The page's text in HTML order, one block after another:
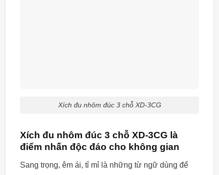
Xích đu nhôm đúc 3 chỗ XD-3CG
Xích đu nhôm đúc 3 chỗ XD-3CG là
điểm nhấn độc đáo cho không gian
Sang trọng, êm ái, tỉ mỉ là những từ ngữ dùng để